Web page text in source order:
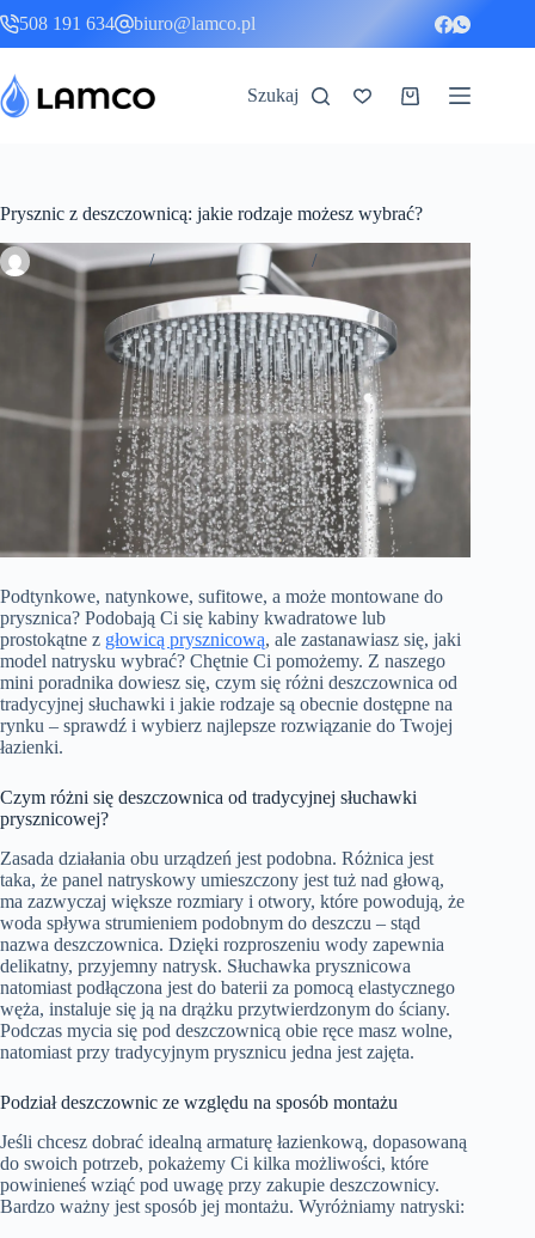
do
treści
508 191 634 biuro@lamco.pl
Szukaj Koszyk
Prysznic z deszczownicą: jakie rodzaje możesz wybrać?
Ilona Kuchar 22 kwietnia, 2021 Porady
Podtynkowe, natynkowe, sufitowe, a może montowane do
prysznica? Podobają Ci się kabiny kwadratowe lub
prostokątne z głowicą prysznicową, ale zastanawiasz się, jaki
model natrysku wybrać? Chętnie Ci pomożemy. Z naszego
mini poradnika dowiesz się, czym się różni deszczownica od
tradycyjnej słuchawki i jakie rodzaje są obecnie dostępne na
rynku – sprawdź i wybierz najlepsze rozwiązanie do Twojej
łazienki.
Czym różni się deszczownica od tradycyjnej słuchawki
prysznicowej?
Zasada działania obu urządzeń jest podobna. Różnica jest
taka, że panel natryskowy umieszczony jest tuż nad głową,
ma zazwyczaj większe rozmiary i otwory, które powodują, że
woda spływa strumieniem podobnym do deszczu – stąd
nazwa deszczownica. Dzięki rozproszeniu wody zapewnia
delikatny, przyjemny natrysk. Słuchawka prysznicowa
natomiast podłączona jest do baterii za pomocą elastycznego
węża, instaluje się ją na drążku przytwierdzonym do ściany.
Podczas mycia się pod deszczownicą obie ręce masz wolne,
natomiast przy tradycyjnym prysznicu jedna jest zajęta.
Podział deszczownic ze względu na sposób montażu
Jeśli chcesz dobrać idealną armaturę łazienkową, dopasowaną
do swoich potrzeb, pokażemy Ci kilka możliwości, które
powinieneś wziąć pod uwagę przy zakupie deszczownicy.
Bardzo ważny jest sposób jej montażu. Wyróżniamy natryski: